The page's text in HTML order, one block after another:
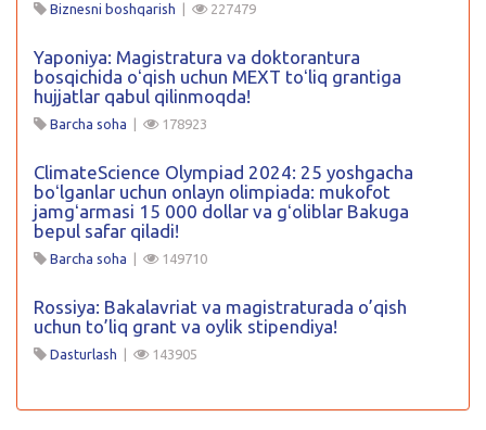
Biznesni boshqarish 227479
Yaponiya: Magistratura va doktorantura
bosqichida oʻqish uchun MEXT toʻliq grantiga
hujjatlar qabul qilinmoqda!
Barcha soha 178923
ClimateScience Olympiad 2024: 25 yoshgacha
boʻlganlar uchun onlayn olimpiada: mukofot
jamgʻarmasi 15 000 dollar va gʻoliblar Bakuga
bepul safar qiladi!
Barcha soha 149710
Rossiya: Bakalavriat va magistraturada o’qish
uchun to’liq grant va oylik stipendiya!
Dasturlash 143905